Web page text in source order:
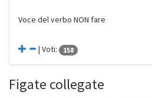
Voce del verbo NON fare
| Voti: 158
Figate collegate